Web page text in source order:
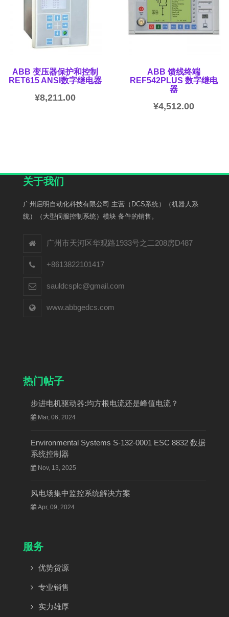
ABB 变压器保护和控制
RET615 ANSI数字继电器
¥8,211.00
ABB 馈线终端
REF542PLUS 数字继电
器
¥4,512.00
关于我们
广州启明自动化科技有限公司 主营（DCS系统）（机器人系
统）（大型伺服控制系统）模块 备件的销售。
广州市天河区华观路1933号之二208房D487
+8613822101417
sauldcsplc@gmail.com
www.abbgedcs.com
热门帖子
步进电机驱动器:均方根电流还是峰值电流？
Mar, 06, 2024
Environmental Systems S-132-0001 ESC 8832 数据
系统控制器
Nov, 13, 2025
风电场集中监控系统解决方案
Apr, 09, 2024
服务
优势货源
专业销售
实力雄厚